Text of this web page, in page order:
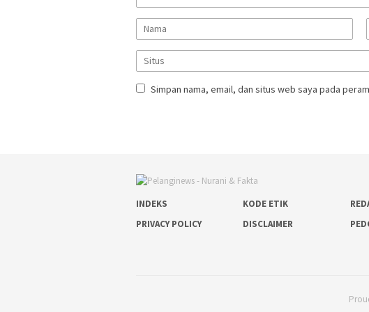
Simpan nama, email, dan situs web saya pada
INDEKS KODE ETIK
PRIVACY POLICY
DISCLAIMER